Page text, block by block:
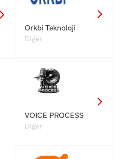
Orkbi Teknoloji
Diğer
VOICE PROCESS
Diğer